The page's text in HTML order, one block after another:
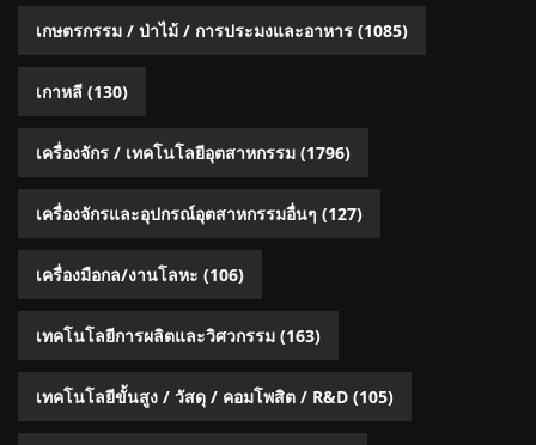
เกษตรกรรม / ป่าไม้ / การประมงและอาหาร (1085)
เกาหลี (130)
เครื่องจักร / เทคโนโลยีอุตสาหกรรม (1796)
เครื่องจักรและอุปกรณ์อุตสาหกรรมอื่นๆ (127)
เครื่องมือกล/งานโลหะ (106)
เทคโนโลยีการผลิตและวิศวกรรม (163)
เทคโนโลยีขั้นสูง / วัสดุ / คอมโพสิต / R&D (105)